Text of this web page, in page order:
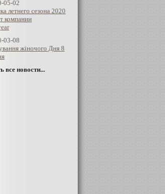
05-02
летнего сезона 2020
компании
03-08
жіночого Дня 8
все новости...